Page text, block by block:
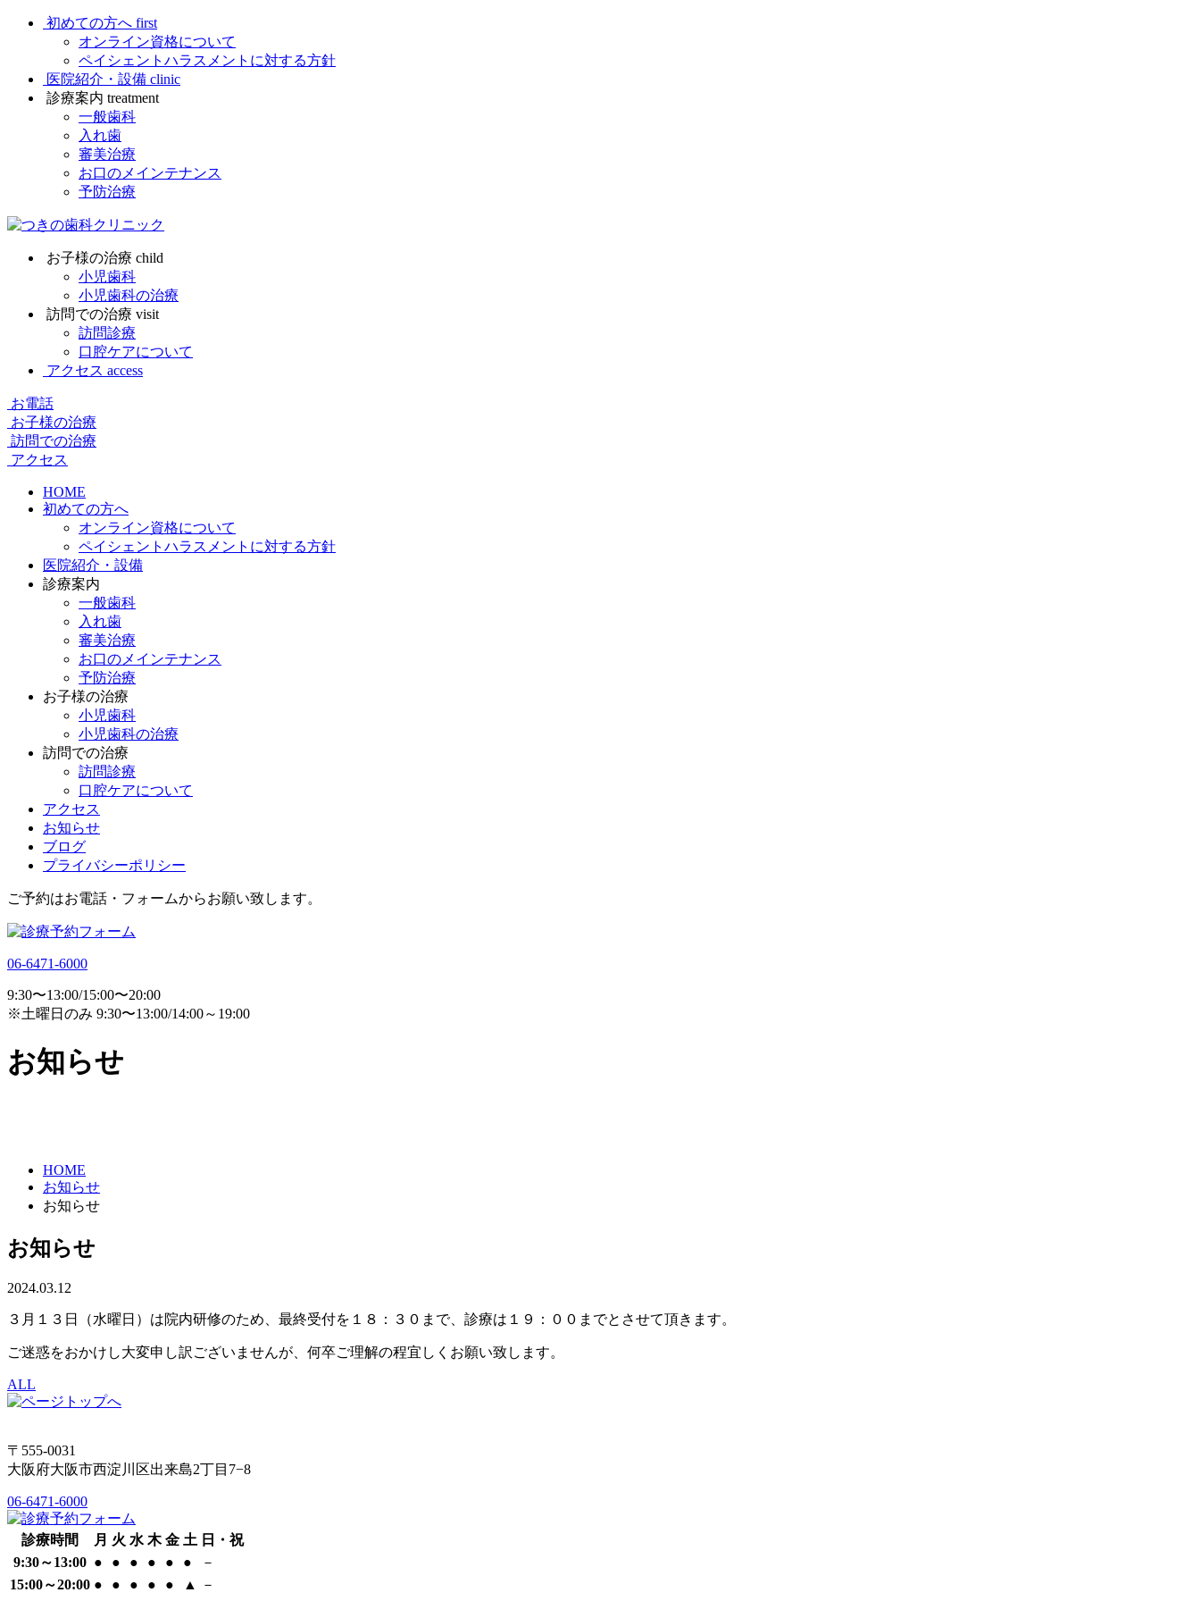
初めての方へ first
オンライン資格について
ペイシェントハラスメントに対する方針
医院紹介・設備 clinic
診療案内 treatment
一般歯科
入れ歯
審美治療
お口のメインテナンス
予防治療
お子様の治療 child
小児歯科
小児歯科の治療
訪問での治療 visit
訪問診療
口腔ケアについて
アクセス access
お電話
お子様の治療
訪問での治療
アクセス
HOME
初めての方へ
オンライン資格について
ペイシェントハラスメントに対する方針
医院紹介・設備
診療案内
一般歯科
入れ歯
審美治療
お口のメインテナンス
予防治療
お子様の治療
小児歯科
小児歯科の治療
訪問での治療
訪問診療
口腔ケアについて
アクセス
お知らせ
ブログ
プライバシーポリシー
ご予約はお電話・フォームからお願い致します。
06-6471-6000
9:30〜13:00/15:00〜20:00
※土曜日のみ 9:30〜13:00/14:00～19:00
お知らせ
HOME
お知らせ
お知らせ
お知らせ
2024.03.12
３月１３日（水曜日）は院内研修のため、最終受付を１８：３０まで、診療は１９：００までとさせて頂きます。
ご迷惑をおかけし大変申し訳ございませんが、何卒ご理解の程宜しくお願い致します。
ALL
〒555-0031
大阪府大阪市西淀川区出来島2丁目7−8
06-6471-6000
診療時間 月 火 水 木 金 土 日・祝
9:30～13:00 ● ● ● ● ● ●
－
15:00～20:00 ● ● ● ● ● ▲ －